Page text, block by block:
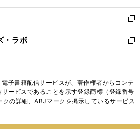
開
く
ウ
で
開
く
ン
ド
ウ
で
ウ
ィ
ン
ド
く
新
し
い
ド
ウ
で
・ラボ
新
ィ
ン
ド
子書籍配信サービスが、著作権者からコンテ
ービスであることを示す登録商標（登録番号
の詳細、ABJマークを掲示しているサービス